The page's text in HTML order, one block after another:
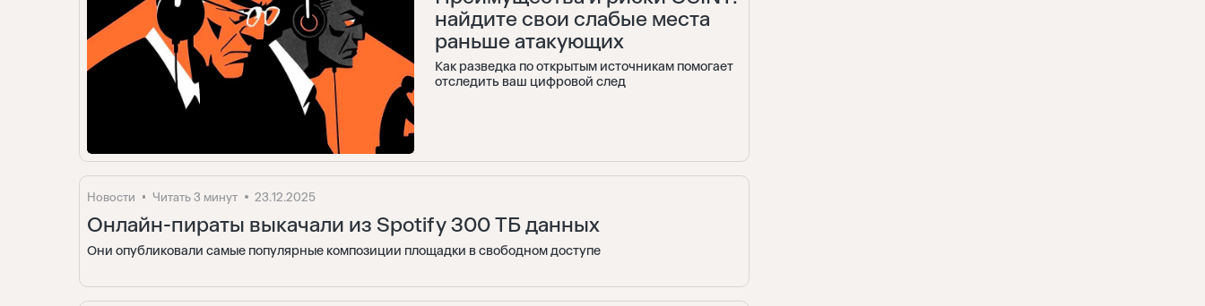
найдите свои слабые места
раньше атакующих
Как разведка по открытым источникам помогает
отследить ваш цифровой след
Новости Читать 3 минут 23.12.2025
Онлайн-пираты выкачали из Spotify 300 ТБ данных
Они опубликовали самые популярные композиции площадки в свободном доступе
Войти
Забыли пароль?
Отправить